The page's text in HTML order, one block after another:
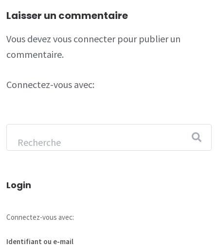
Laisser un commentaire
Vous devezvous connecterpour publier un
commentaire.
Connectez-vous avec:
Login
Connectez-vous avec:
Identifiant ou e-mail